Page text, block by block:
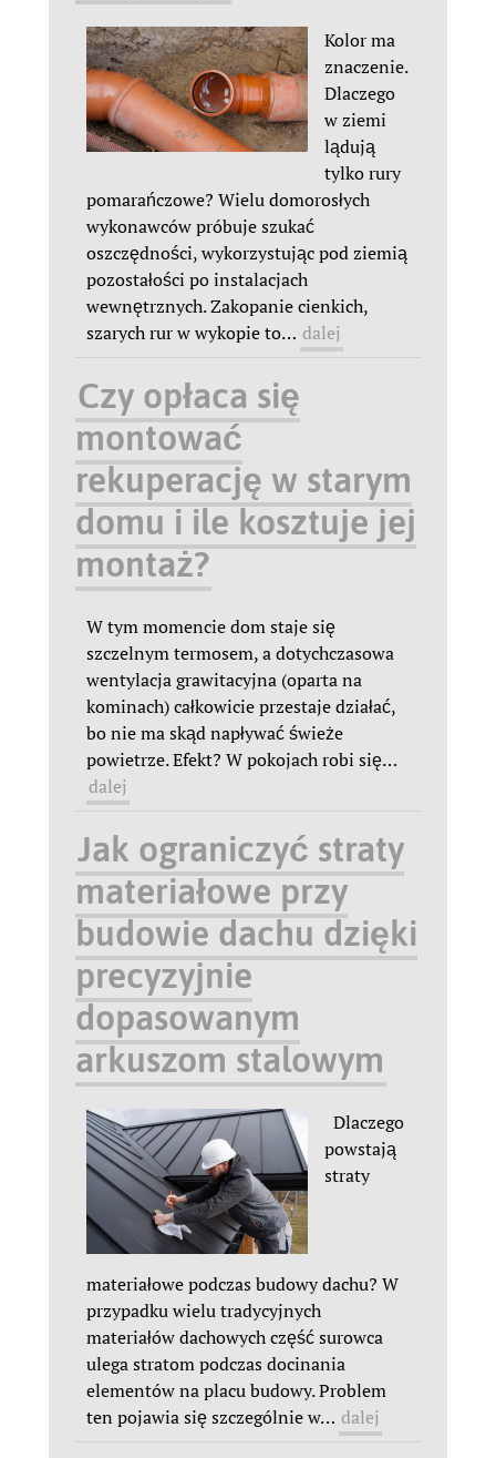
Kolor ma
znaczenie.
Dlaczego
w ziemi
lądują
tylko rury
pomarańczowe? Wielu domorosłych
wykonawców próbuje szukać
oszczędności, wykorzystując pod ziemią
pozostałości po instalacjach
wewnętrznych. Zakopanie cienkich,
szarych rur w wykopie to… dalej
Czy opłaca się
montować
rekuperację w starym
domu i ile kosztuje jej
montaż?
W tym momencie dom staje się
szczelnym termosem, a dotychczasowa
wentylacja grawitacyjna (oparta na
kominach) całkowicie przestaje działać,
bo nie ma skąd napływać świeże
powietrze. Efekt? W pokojach robi się…
dalej
Jak ograniczyć straty
materiałowe przy
budowie dachu dzięki
precyzyjnie
dopasowanym
arkuszom stalowym
Dlaczego
powstają
straty
materiałowe podczas budowy dachu? W
przypadku wielu tradycyjnych
materiałów dachowych część surowca
ulega stratom podczas docinania
elementów na placu budowy. Problem
ten pojawia się szczególnie w… dalej